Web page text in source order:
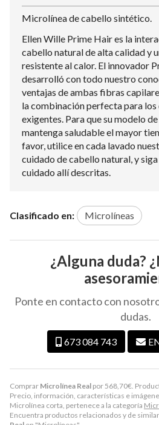
Comprar Microlínea Real por 568,70€.
Precio, información, características e
Microlínea corta, pertenece a la categoría
Encuentra productos relacionados y de
Microlínea de cabello sintético.
Ellen Wille Prime Hair es la
cabello natural de alta calidad y
resistente al calor. El innovador
desarrolló con todo nuestro
ventajas de ambas fibras
la combinación perfecta para los
exigentes. Para que su modelo
mantenga saludable el mayor
favor, utilice en cada lavado
cuidado de cabello natural, y
cuidado allí descritas.
Clasificado en: Microlíneas
¿Alguna duda?
Ponte en contacto con
dudas.
673 084 743